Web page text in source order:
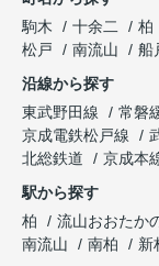
駒木
十余二 柏
松戸
南流山
船
沿線から探す
東武野田線
常磐
京成電鉄松戸線
北総鉄道
京成本
駅から探す
柏
流山おおたか
南流山
南柏 新